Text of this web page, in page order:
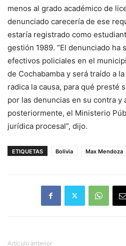
menos al grado académico de
denunciado carecería de ese
estaría registrado como
gestión 1989. “El denunciado ha
efectivos policiales en el
de Cochabamba y será traído a
radica la causa, para qué presté
por las denuncias en su contra y
posteriormente, el Ministerio
jurídica procesal”, dijo.
ETIQUETAS Bolivia Max Mendoza
Artículo anterior